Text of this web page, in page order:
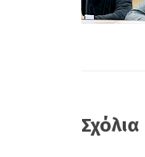
Σχόλια